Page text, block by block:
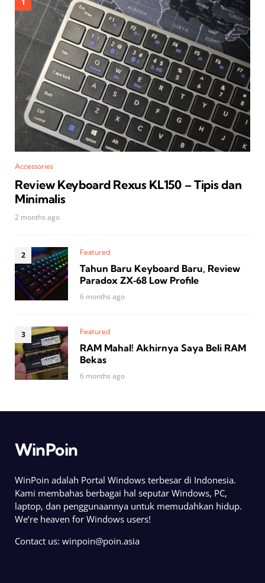
Accessories
Review Keyboard Rexus KL150 – Tipis dan
Minimalis
2 months ago
Featured
Tahun Baru Keyboard Baru, Review
Paradox ZX‑68 Low Profile
6 months ago
Featured
RAM Mahal! Akhirnya Saya Beli RAM
Bekas
6 months ago
WinPoin
WinPoin adalah Portal Windows terbesar di Indonesia.
Kami membahas berbagai hal seputar Windows, PC,
laptop, dan penggunaannya untuk memudahkan hidup.
We’re heaven for Windows users!
Contact us: winpoin@poin.asia